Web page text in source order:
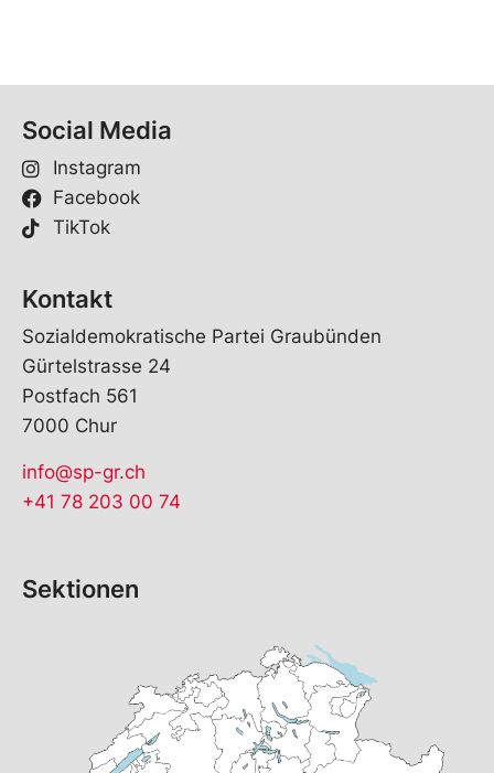
Social Media
Instagram
Facebook
TikTok
Kontakt
Sozialdemokratische Partei Graubünden
Gürtelstrasse 24
Postfach 561
7000 Chur
info@sp-gr.ch
+41 78 203 00 74
Sektionen